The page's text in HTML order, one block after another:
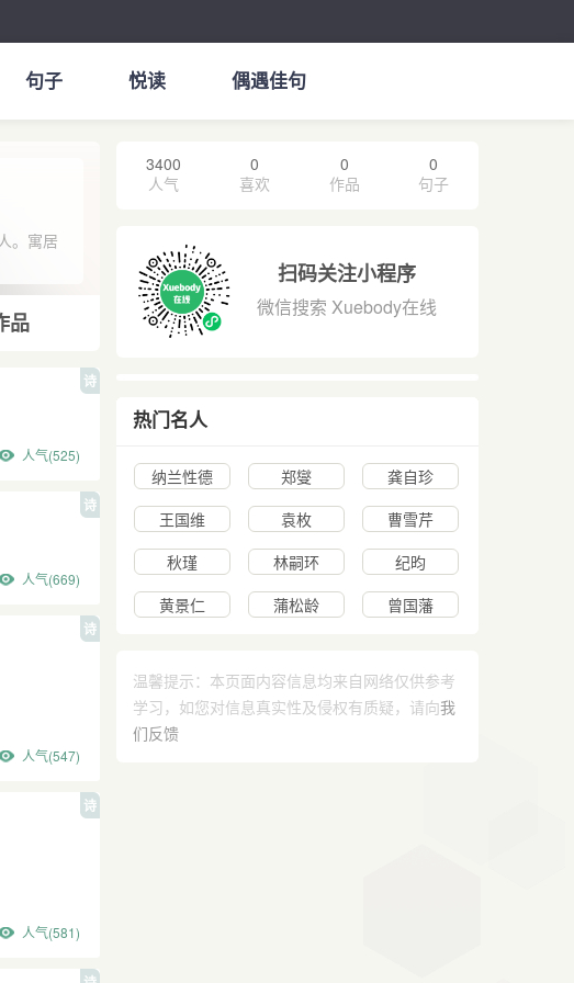
句子 悦读 偶遇佳句
。寓居
品
诗
人气(525)
诗
人气(669)
诗
人气(547)
诗
人气(581)
3400
人气
0
喜欢
0
作品
0
句子
扫码关注小程序
微信搜索 Xuebody在线
热门名人
纳兰性德 郑燮
龚自珍
王国维
袁枚
曹雪芹
秋瑾
林嗣环
纪昀
黄景仁
蒲松龄 曾国藩
温馨提示：本页面内容信息均来自网络仅供参考
学习，如您对信息真实性及侵权有质疑，请向我
们反馈